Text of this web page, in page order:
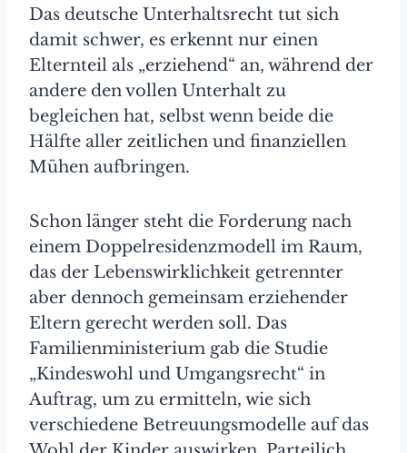
Das deutsche Unterhaltsrecht tut sich
damit schwer, es erkennt nur einen
Elternteil als „erziehend“ an, während der
andere den vollen Unterhalt zu
begleichen hat, selbst wenn beide die
Hälfte aller zeitlichen und finanziellen
Mühen aufbringen.
Schon länger steht die Forderung nach
einem Doppelresidenzmodell im Raum,
das der Lebenswirklichkeit getrennter
aber dennoch gemeinsam erziehender
Eltern gerecht werden soll. Das
Familienministerium gab die Studie
„Kindeswohl und Umgangsrecht“ in
Auftrag, um zu ermitteln, wie sich
verschiedene Betreuungsmodelle auf das